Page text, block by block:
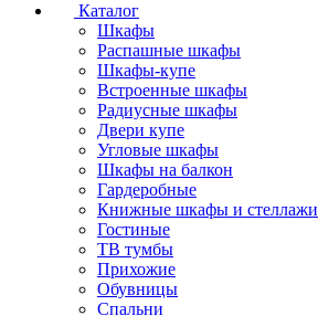
Каталог
Шкафы
Распашные шкафы
Шкафы-купе
Встроенные шкафы
Радиусные шкафы
Двери купе
Угловые шкафы
Шкафы на балкон
Гардеробные
Книжные шкафы и стеллажи
Гостиные
ТВ тумбы
Прихожие
Обувницы
Спальни